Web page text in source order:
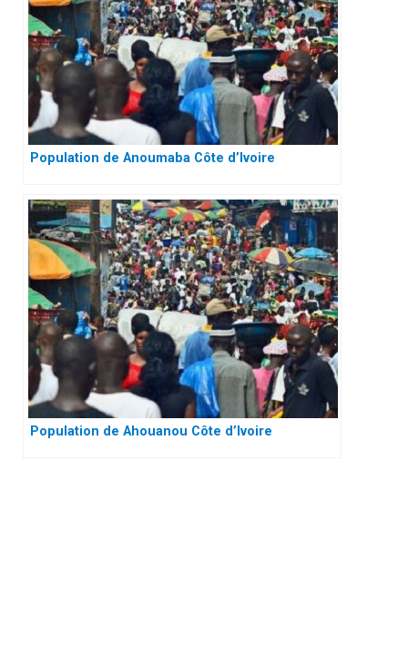
Population de Anoumaba Côte d’Ivoire
Population de Ahouanou Côte d’Ivoire